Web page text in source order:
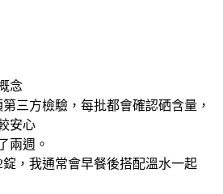
念
三方檢驗，每批都會確認硒含量，
安心
兩週。
，我通常會早餐後搭配溫水一起